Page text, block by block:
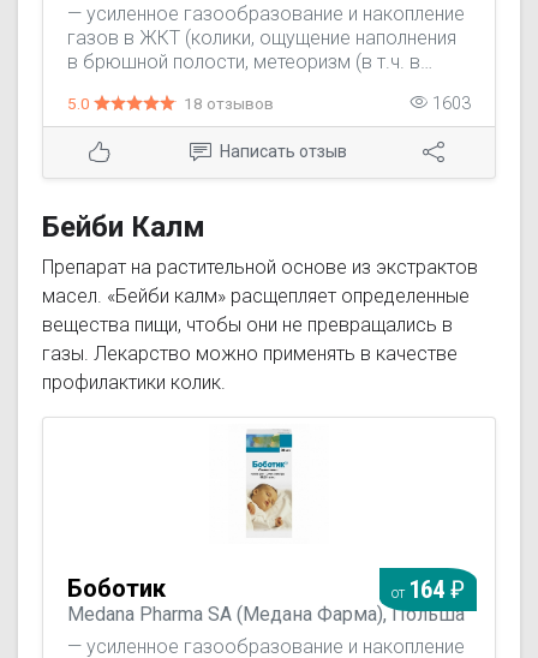
— усиленное газообразование и накопление
газов в ЖКТ (колики, ощущение наполнения
в брюшной полости, метеоризм (в т.ч. в
Ремгельда, аэрофагия); — подготовка к
диагностическим исследованиям органов
брюшной полости и малого таза
(рентгенография, сонография, гастроскопия
образования пены).
5.0 18 отзывов 1603
Написать отзыв
Бейби Калм
Препарат на растительной основе из экстрактов
масел. «Бейби калм» расщепляет определенные
вещества пищи, чтобы они не превращались в
газы. Лекарство можно применять в качестве
профилактики колик.
Боботик
Medana Pharma SA (Медана Фарма), Польша
— усиленное газообразование и накопление
от 164